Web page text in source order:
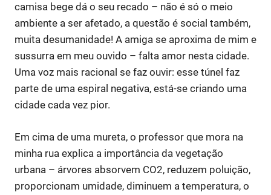
camisa bege dá o seu recado – não é só o meio
ambiente a ser afetado, a questão é social também,
muita desumanidade! A amiga se aproxima de mim e
sussurra em meu ouvido – falta amor nesta cidade.
Uma voz mais racional se faz ouvir: esse túnel faz
parte de uma espiral negativa, está-se criando uma
cidade cada vez pior.
Em cima de uma mureta, o professor que mora na
minha rua explica a importância da vegetação
urbana – árvores absorvem CO2, reduzem poluição,
proporcionam umidade, diminuem a temperatura, o